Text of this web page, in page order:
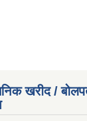
खरीद /